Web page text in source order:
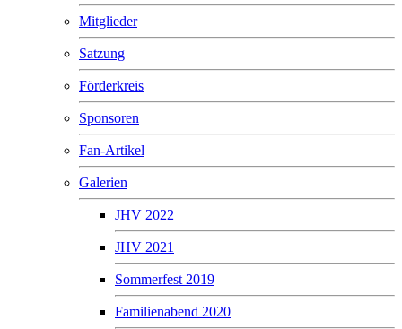
Mitglieder
Satzung
Förderkreis
Sponsoren
Fan-Artikel
Galerien
JHV 2022
JHV 2021
Sommerfest 2019
Familienabend 2020